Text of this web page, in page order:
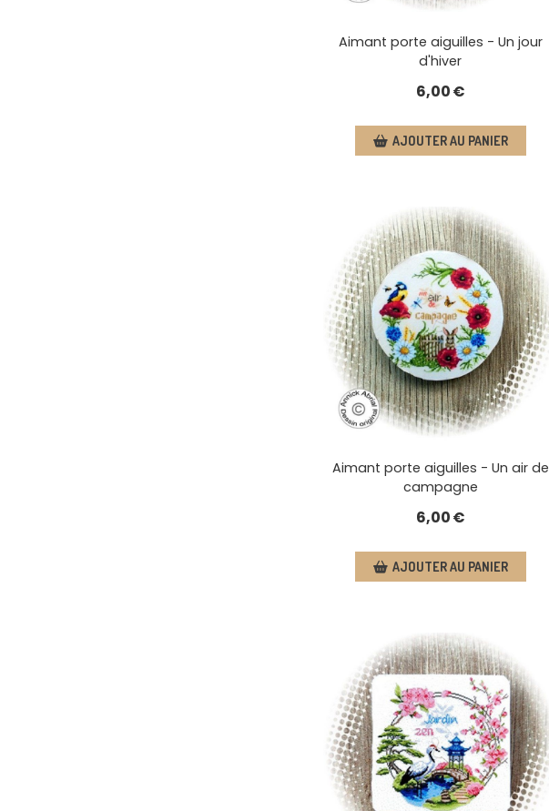
Aimant porte aiguilles - Un jour
d'hiver
6,00€
AJOUTER AU PANIER
Aimant porte aiguilles - Un air de
campagne
6,00€
AJOUTER AU PANIER